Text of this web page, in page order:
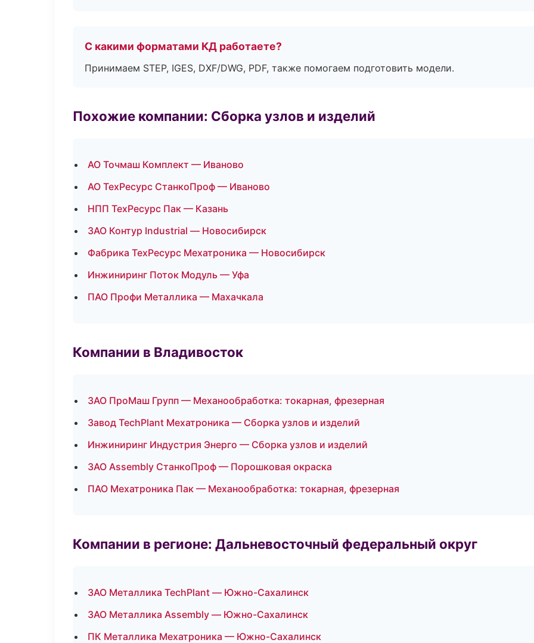
С какими форматами КД работаете?
Принимаем STEP, IGES, DXF/DWG, PDF, также помогаем подготовить модели.
Похожие компании: Сборка узлов и изделий
АО Точмаш Комплект — Иваново
АО ТехРесурс СтанкоПроф — Иваново
НПП ТехРесурс Пак — Казань
ЗАО Контур Industrial — Новосибирск
Фабрика ТехРесурс Мехатроника — Новосибирск
Инжиниринг Поток Модуль — Уфа
ПАО Профи Металлика — Махачкала
Компании в Владивосток
ЗАО ПроМаш Групп — Механообработка: токарная, фрезерная
Завод TechPlant Мехатроника — Сборка узлов и изделий
Инжиниринг Индустрия Энерго — Сборка узлов и изделий
ЗАО Assembly СтанкоПроф — Порошковая окраска
ПАО Мехатроника Пак — Механообработка: токарная, фрезерная
Компании в регионе: Дальневосточный федеральный округ
ЗАО Металлика TechPlant — Южно-Сахалинск
ЗАО Металлика Assembly — Южно-Сахалинск
ПК Металлика Мехатроника — Южно-Сахалинск